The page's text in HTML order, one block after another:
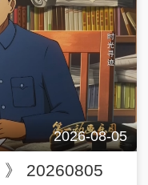
2026-08-05
》 20260805